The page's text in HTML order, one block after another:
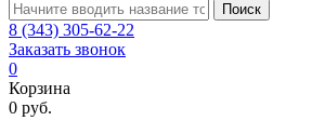
Поиск
8 (343) 305-62-22
Заказать звонок
0
Корзина
0 руб.